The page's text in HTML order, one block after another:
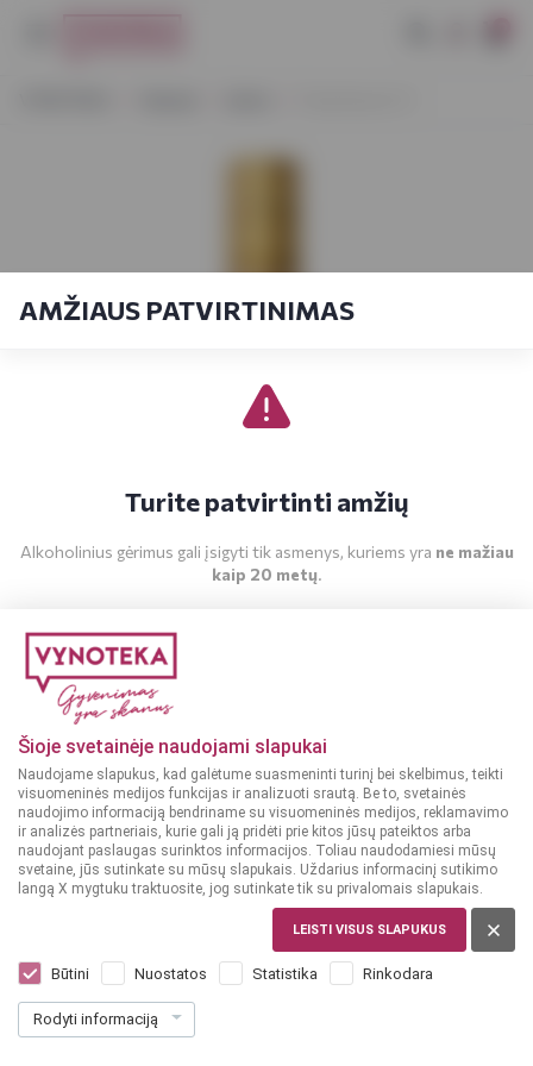
Šioje svetainėje naudojami slapukai
Naudojame slapukus, kad galėtume suasmeninti turinį bei skelbimus, teikti
visuomeninės medijos funkcijas ir analizuoti srautą. Be to, svetainės
naudojimo informaciją bendriname su visuomeninės medijos, reklamavimo
ir analizės partneriais, kurie gali ją pridėti prie kitos jūsų pateiktos arba
naudojant paslaugas surinktos informacijos. Toliau naudodamiesi mūsų
svetaine, jūs sutinkate su mūsų slapukais. Uždarius informacinį sutikimo
langą X mygtuku traktuosite, jog sutinkate tik su privalomais slapukais.
LEISTI VISUS SLAPUKUS
Būtini Nuostatos Statistika Rinkodara
Rodyti informaciją
AMŽIAUS PATVIRTINIMAS
Turite patvirtinti amžių
Alkoholinius gėrimus gali įsigyti tik asmenys, kuriems yra ne mažiau
kaip 20 metų.
Dar nėra balsų, galite įvertinti
1499€ 21.41 € / L